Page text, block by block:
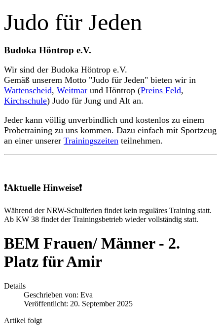
Judo für Jeden
Budoka Höntrop e.V.
Wir sind der Budoka Höntrop e.V.
Gemäß unserem Motto "Judo für Jeden" bieten wir in
Wattenscheid, Weitmar und Höntrop (Preins Feld,
Kirchschule) Judo für Jung und Alt an.
Jeder kann völlig unverbindlich und kostenlos zu einem
Probetraining zu uns kommen. Dazu einfach mit Sportzeug
an einer unserer Trainingszeiten teilnehmen.
❗Aktuelle Hinweise❗
Während der NRW-Schulferien findet kein reguläres Training statt.
Ab KW 38 findet der Trainingsbetrieb wieder vollständig statt.
BEM Frauen/ Männer - 2.
Platz für Amir
Details
Geschrieben von: Eva
Veröffentlicht: 20. September 2025
Artikel folgt